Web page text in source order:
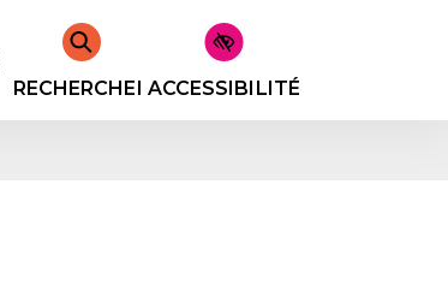
RECHERCHERACCESSIBILITÉ